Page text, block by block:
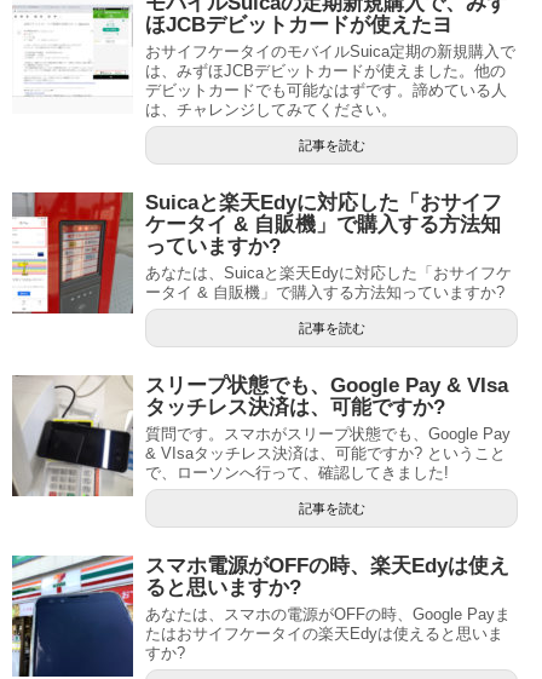
ほJCBデビットカードが使えたヨ
おサイフケータイのモバイルSuica定期の新規購入で
は、みずほJCBデビットカードが使えました。他の
デビットカードでも可能なはずです。諦めている人
は、チャレンジしてみてください。
記事を読む
Suicaと楽天Edyに対応した「おサイフ
ケータイ & 自販機」で購入する方法知
っていますか?
あなたは、Suicaと楽天Edyに対応した「おサイフケ
ータイ & 自販機」で購入する方法知っていますか?
記事を読む
スリープ状態でも、Google Pay & VIsa
タッチレス決済は、可能ですか?
質問です。スマホがスリープ状態でも、Google Pay
& VIsaタッチレス決済は、可能ですか? ということ
で、ローソンへ行って、確認してきました!
記事を読む
スマホ電源がOFFの時、楽天Edyは使え
ると思いますか?
あなたは、スマホの電源がOFFの時、Google Payま
たはおサイフケータイの楽天Edyは使えると思いま
すか?